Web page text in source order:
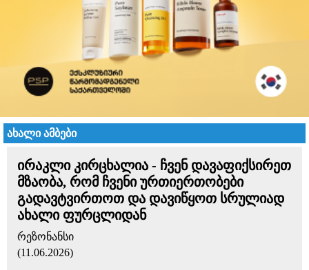
ახალი ამბები
ირაკლი კირცხალია - ჩვენ დავაფიქსირეთ
მზაობა, რომ ჩვენი ურთიერთობები
გადავტვირთოთ და დავიწყოთ სრულიად
ახალი ფურცლიდან
რეზონანსი
(11.06.2026)